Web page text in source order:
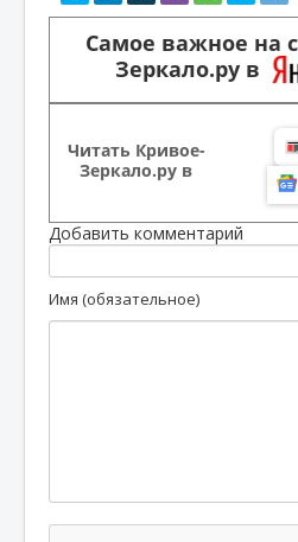
Самое важное на
Зеркало.ру в
Читать Кривое-
Зеркало.ру в
Добавить комментарий
Имя (обязательное)